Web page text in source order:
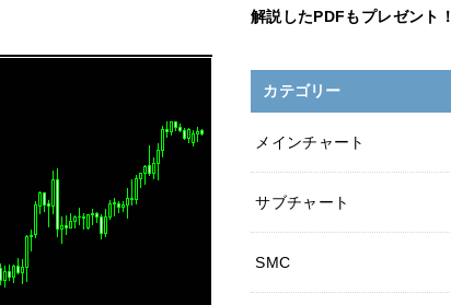
解説したPDFもプレゼント！
カテゴリー
メインチャート
サブチャート
SMC